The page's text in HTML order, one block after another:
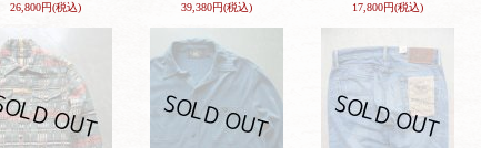
26,800円(税込) 39,380円(税込) 17,800円(税込)